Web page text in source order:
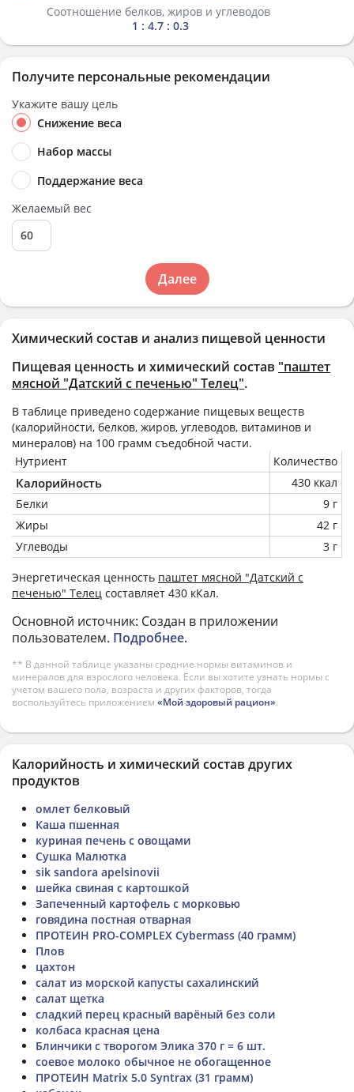
Химический состав и анализ пищевой ценности
Пищевая ценность и химический состав "паштет
мясной "Датский с печенью" Телец".
В таблице приведено содержание пищевых веществ
(калорийности, белков, жиров, углеводов, витаминов и
минералов) на 100 грамм съедобной части.
Нутриент
Количество
Калорийность
430 ккал
Белки
9 г
Жиры
42 г
Углеводы
3 г
Энергетическая ценность паштет мясной "Датский с
печенью" Телец составляет 430 кКал.
Основной источник: Создан в приложении
пользователем. Подробнее.
** В данной таблице указаны средние нормы витаминов и
минералов для взрослого человека. Если вы хотите узнать нормы с
учетом вашего пола, возраста и других факторов, тогда
воспользуйтесь приложением «Мой здоровый рацион».
Соотношение белков, жиров и углеводов
1 : 4.7 : 0.3
Получите персональные рекомендации
Укажите вашу цель
Снижение веса
Набор массы
Поддержание веса
Желаемый вес
Далее
Калорийность и химический состав других
продуктов
омлет белковый
Каша пшенная
куриная печень с овощами
Сушка Малютка
sik sandora apelsinovii
шейка свиная с картошкой
Запеченный картофель с морковью
говядина постная отварная
ПРОТЕИН PRO-COMPLEX Cybermass (40 грамм)
Плов
цахтон
салат из морской капусты сахалинский
салат щетка
сладкий перец красный варёный без соли
колбаса красная цена
Блинчики с творогом Элика 370 г = 6 шт.
соевое молоко обычное не обогащенное
ПРОТЕИН Matrix 5.0 Syntrax (31 грамм)